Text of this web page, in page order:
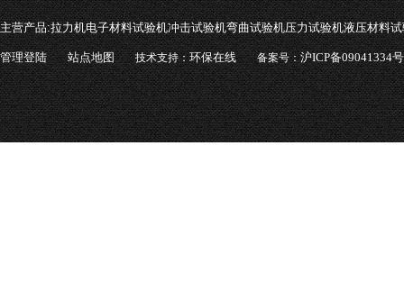
主营产品:拉力机电子材料试验机冲击试验机弯曲试验机压力试验机液压材料
管理登陆 站点地图 技术支持：环保在线 备案号：沪ICP备09041334